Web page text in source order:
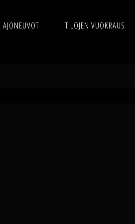
AJONEUVOT TILOJEN VUOKRAUS